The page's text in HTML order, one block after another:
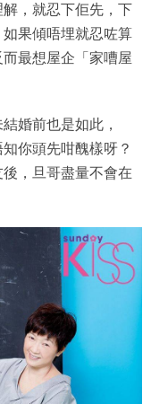
，就忍下佢先，下
果傾唔埋就忍咗算
最想屋企「家嘈屋
婚前也是如此，
你頭先咁醜樣呀？
，旦哥盡量不會在